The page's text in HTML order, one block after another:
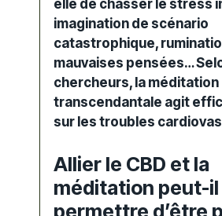
elle de chasser le stress
imagination de scénario
catastrophique,
mauvaises pensées…
chercheurs, la méditation
transcendantale agit
sur les troubles
Allier le CBD et la
méditation peut-il
permettre d’être